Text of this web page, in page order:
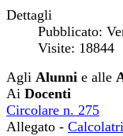
Dettagli
Pubblicato:
Visite: 18844
Agli Alunni e alle
Ai Docenti
Circolare n. 275
Allegato -